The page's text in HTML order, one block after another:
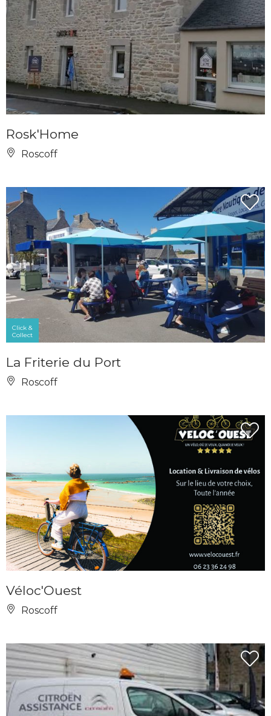
Rosk'Home
Roscoff
Click &
Collect
La Friterie du Port
Roscoff
Véloc'Ouest
Roscoff